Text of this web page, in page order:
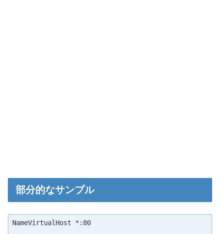
部分的なサンプル
NameVirtualHost *:80